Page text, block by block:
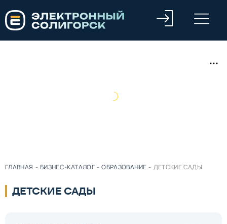
ГЛАВНАЯ - БИЗНЕС-КАТАЛОГ - ОБРАЗОВАНИЕ - ДЕТСКИЕ САДЫ
ДЕТСКИЕ САДЫ